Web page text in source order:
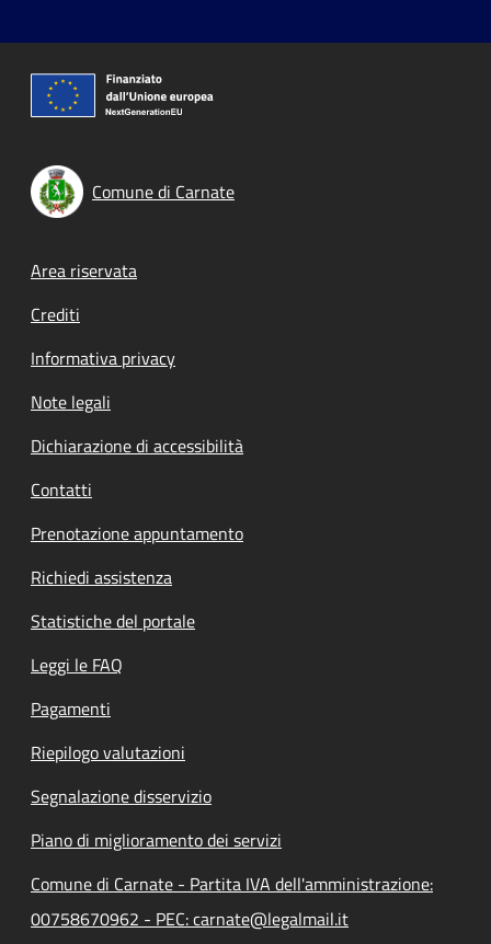
Comune di Carnate
Footer menu
Area riservata
Crediti
Informativa privacy
Note legali
Dichiarazione di accessibilità
Contatti
Prenotazione appuntamento
Richiedi assistenza
Statistiche del portale
Leggi le FAQ
Pagamenti
Riepilogo valutazioni
Segnalazione disservizio
Piano di miglioramento dei servizi
Comune di Carnate - Partita IVA dell'amministrazione:
00758670962 - PEC: carnate@legalmail.it